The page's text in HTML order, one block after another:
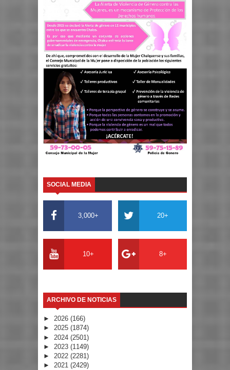
SOCIAL MEDIA
3,000+ 20+
10+ 8+
ARCHIVO DE NOTICIAS
► 2026 (166)
► 2025 (1874)
► 2024 (2501)
► 2023 (1149)
► 2022 (2281)
► 2021 (2429)